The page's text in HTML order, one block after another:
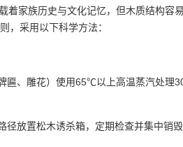
着家族历史与文化记忆，但木质结构容
，采用以下科学方法：
匾、雕花）使用65℃以上高温蒸汽处理
放置松木诱杀箱， 定期检查并集中销